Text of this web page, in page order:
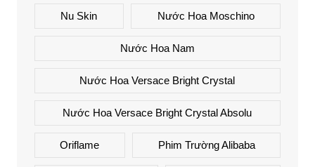
Nu Skin Nước Hoa Moschino
Nước Hoa Nam
Nước Hoa Versace Bright Crystal
Nước Hoa Versace Bright Crystal Absolu
Oriflame Phim Trường Alibaba